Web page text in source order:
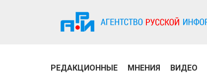
РЕДАКЦИОННЫЕ МНЕНИЯ ВИДЕО